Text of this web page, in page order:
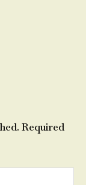
Required